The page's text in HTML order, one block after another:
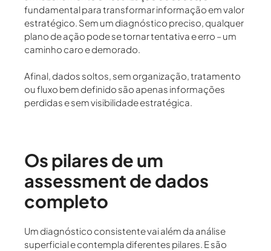
fundamental para transformar informação em valor
estratégico. Sem um diagnóstico preciso, qualquer
plano de ação pode se tornar tentativa e erro – um
caminho caro e demorado.
Afinal, dados soltos, sem organização, tratamento
ou fluxo bem definido são apenas informações
perdidas e sem visibilidade estratégica.
Os pilares de um
assessment de dados
completo
Um diagnóstico consistente vai além da análise
superficial e contempla diferentes pilares. E são